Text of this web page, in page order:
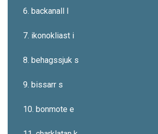
6. backanall l
7. ikonokliast i
8. behagssjuk s
9. bissarr s
10. bonmote e